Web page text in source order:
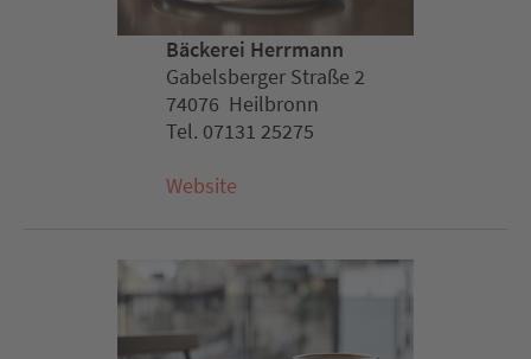
Bäckerei Herrmann
Gabelsberger Straße 2
74076 Heilbronn
Tel. 07131 25275
Website